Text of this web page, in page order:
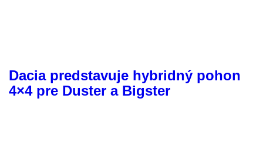
Dacia predstavuje hybridný pohon
4×4 pre Duster a Bigster